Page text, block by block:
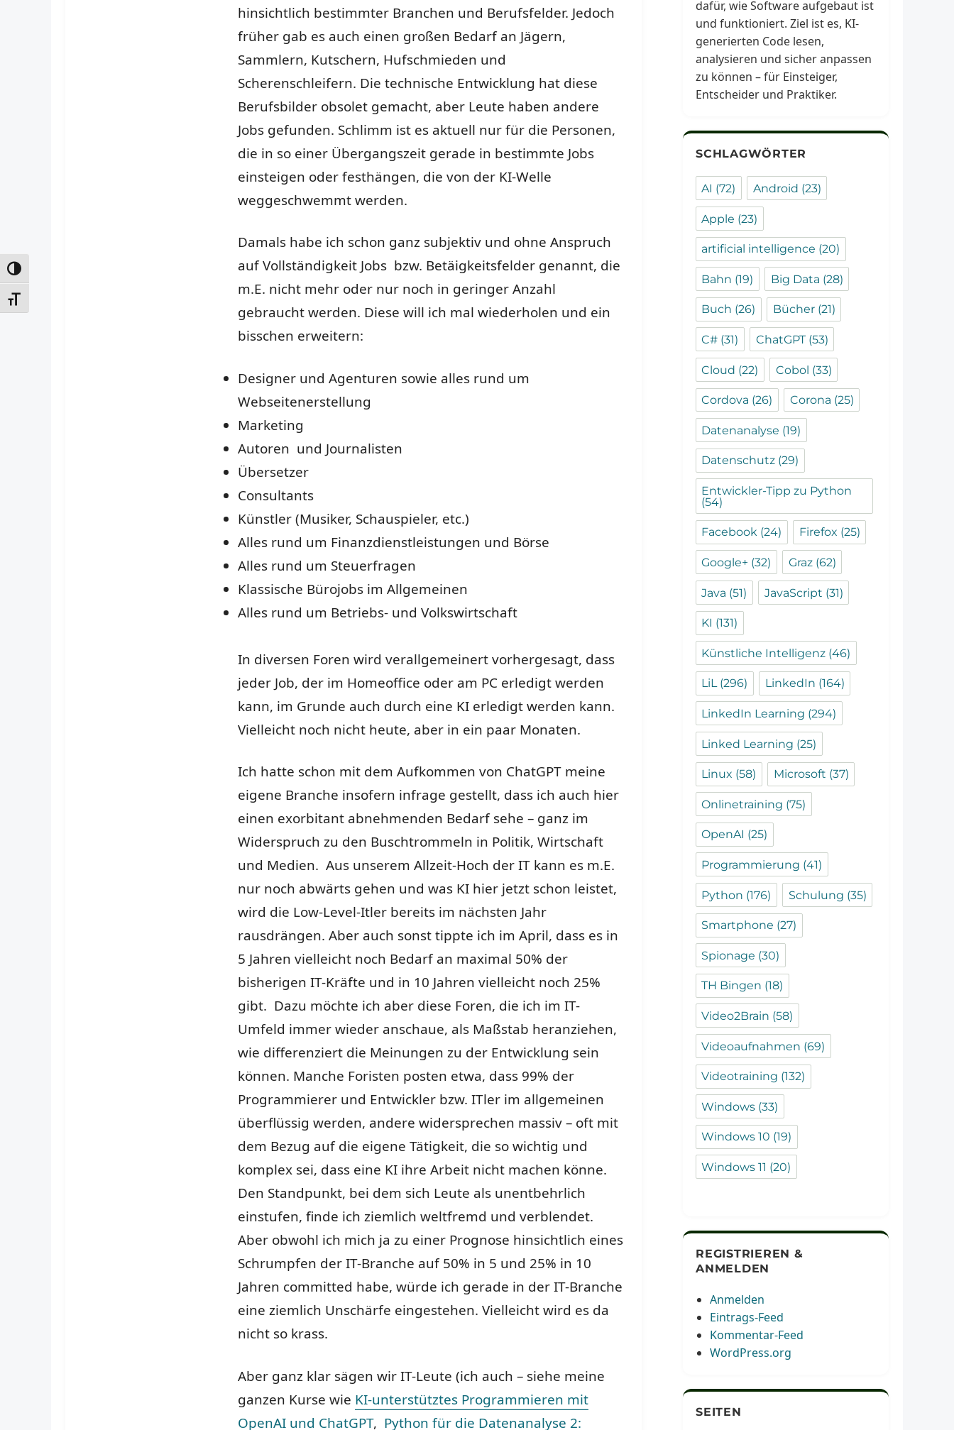
UMSCHALTEN AUF HOHE KONTRASTE
SCHRIFT VERGRÖSSERN
hinsichtlich bestimmter Branchen und Berufsfelder. Jedoch
früher gab es auch einen großen Bedarf an Jägern,
Sammlern, Kutschern, Hufschmieden und
Scherenschleifern. Die technische Entwicklung hat diese
Berufsbilder obsolet gemacht, aber Leute haben andere
Jobs gefunden. Schlimm ist es aktuell nur für die Personen,
die in so einer Übergangszeit gerade in bestimmte Jobs
einsteigen oder festhängen, die von der KI-Welle
weggeschwemmt werden.
Damals habe ich schon ganz subjektiv und ohne Anspruch
auf Vollständigkeit Jobs bzw. Betäigkeitsfelder genannt, die
m.E. nicht mehr oder nur noch in geringer Anzahl
gebraucht werden. Diese will ich mal wiederholen und ein
bisschen erweitern:
Designer und Agenturen sowie alles rund um
Webseitenerstellung
Marketing
Autoren und Journalisten
Übersetzer
Consultants
Künstler (Musiker, Schauspieler, etc.)
Alles rund um Finanzdienstleistungen und Börse
Alles rund um Steuerfragen
Klassische Bürojobs im Allgemeinen
Alles rund um Betriebs- und Volkswirtschaft
In diversen Foren wird verallgemeinert vorhergesagt, dass
jeder Job, der im Homeoffice oder am PC erledigt werden
kann, im Grunde auch durch eine KI erledigt werden kann.
Vielleicht noch nicht heute, aber in ein paar Monaten.
Ich hatte schon mit dem Aufkommen von ChatGPT meine
eigene Branche insofern infrage gestellt, dass ich auch hier
einen exorbitant abnehmenden Bedarf sehe – ganz im
Widerspruch zu den Buschtrommeln in Politik, Wirtschaft
und Medien. Aus unserem Allzeit-Hoch der IT kann es m.E.
nur noch abwärts gehen und was KI hier jetzt schon leistet,
wird die Low-Level-Itler bereits im nächsten Jahr
rausdrängen. Aber auch sonst tippte ich im April, dass es in
5 Jahren vielleicht noch Bedarf an maximal 50% der
bisherigen IT-Kräfte und in 10 Jahren vielleicht noch 25%
gibt. Dazu möchte ich aber diese Foren, die ich im IT-
Umfeld immer wieder anschaue, als Maßstab heranziehen,
wie differenziert die Meinungen zu der Entwicklung sein
können. Manche Foristen posten etwa, dass 99% der
Programmierer und Entwickler bzw. ITler im allgemeinen
überflüssig werden, andere widersprechen massiv – oft mit
dem Bezug auf die eigene Tätigkeit, die so wichtig und
komplex sei, dass eine KI ihre Arbeit nicht machen könne.
Den Standpunkt, bei dem sich Leute als unentbehrlich
einstufen, finde ich ziemlich weltfremd und verblendet.
Aber obwohl ich mich ja zu einer Prognose hinsichtlich eines
Schrumpfen der IT-Branche auf 50% in 5 und 25% in 10
Jahren committed habe, würde ich gerade in der IT-Branche
eine ziemlich Unschärfe eingestehen. Vielleicht wird es da
nicht so krass.
Aber ganz klar sägen wir IT-Leute (ich auch – siehe meine
ganzen Kurse wie KI-unterstütztes Programmieren mit
OpenAI und ChatGPT, Python für die Datenanalyse 2:
dafür, wie Software aufgebaut ist
und funktioniert. Ziel ist es, KI-
generierten Code lesen,
analysieren und sicher anpassen
zu können – für Einsteiger,
Entscheider und Praktiker.
SCHLAGWÖRTER
AI (72) Android (23)
Apple (23)
artificial intelligence (20)
Bahn (19) Big Data (28)
Buch (26) Bücher(21)
C# (31) ChatGPT(53)
Cloud (22) Cobol (33)
Cordova (26) Corona (25)
Datenanalyse (19)
Datenschutz (29)
Entwickler-Tipp zu Python
(54)
Facebook (24) Firefox (25)
Google+ (32) Graz(62)
Java (51) JavaScript (31)
KI (131)
Künstliche Intelligenz (46)
LiL(296) LinkedIn (164)
LinkedIn Learning (294)
Linked Learning (25)
Linux (58) Microsoft (37)
Onlinetraining (75)
OpenAI (25)
Programmierung (41)
Python (176) Schulung (35)
Smartphone (27)
Spionage (30)
TH Bingen (18)
Video2Brain (58)
Videoaufnahmen (69)
Videotraining (132)
Windows (33)
Windows 10 (19)
Windows 11 (20)
REGISTRIEREN &
ANMELDEN
Anmelden
Eintrags-Feed
Kommentar-Feed
WordPress.org
SEITEN